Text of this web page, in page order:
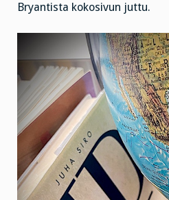
Bryantista kokosivun juttu.